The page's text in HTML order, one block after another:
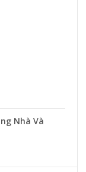
Nhà Và